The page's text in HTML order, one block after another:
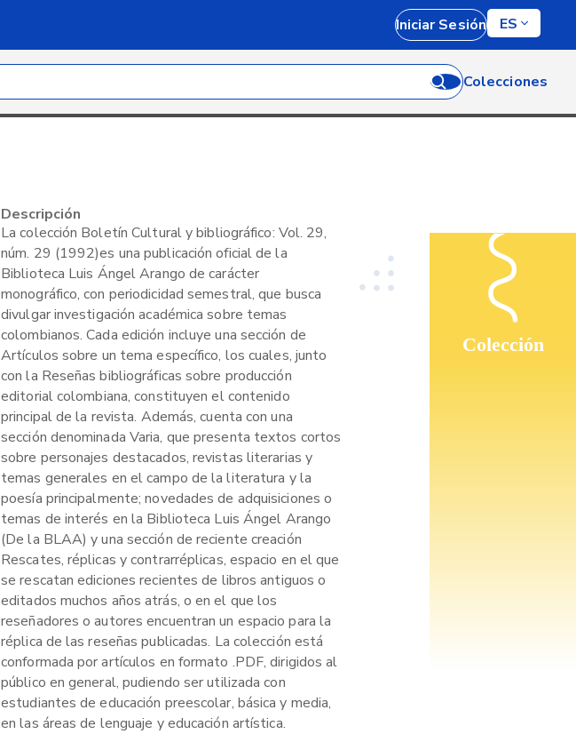
Iniciar Sesión ES
Colecciones
Colección
Descripción
La colección Boletín Cultural y bibliográfico: Vol. 29,
núm. 29 (1992)es una publicación oficial de la
Biblioteca Luis Ángel Arango de carácter
monográfico, con periodicidad semestral, que busca
divulgar investigación académica sobre temas
colombianos. Cada edición incluye una sección de
Artículos sobre un tema específico, los cuales, junto
con la Reseñas bibliográficas sobre producción
editorial colombiana, constituyen el contenido
principal de la revista. Además, cuenta con una
sección denominada Varia, que presenta textos cortos
sobre personajes destacados, revistas literarias y
temas generales en el campo de la literatura y la
poesía principalmente; novedades de adquisiciones o
temas de interés en la Biblioteca Luis Ángel Arango
(De la BLAA) y una sección de reciente creación
Rescates, réplicas y contrarréplicas, espacio en el que
se rescatan ediciones recientes de libros antiguos o
editados muchos años atrás, o en el que los
reseñadores o autores encuentran un espacio para la
réplica de las reseñas publicadas. La colección está
conformada por artículos en formato .PDF, dirigidos al
público en general, pudiendo ser utilizada con
estudiantes de educación preescolar, básica y media,
en las áreas de lenguaje y educación artística.